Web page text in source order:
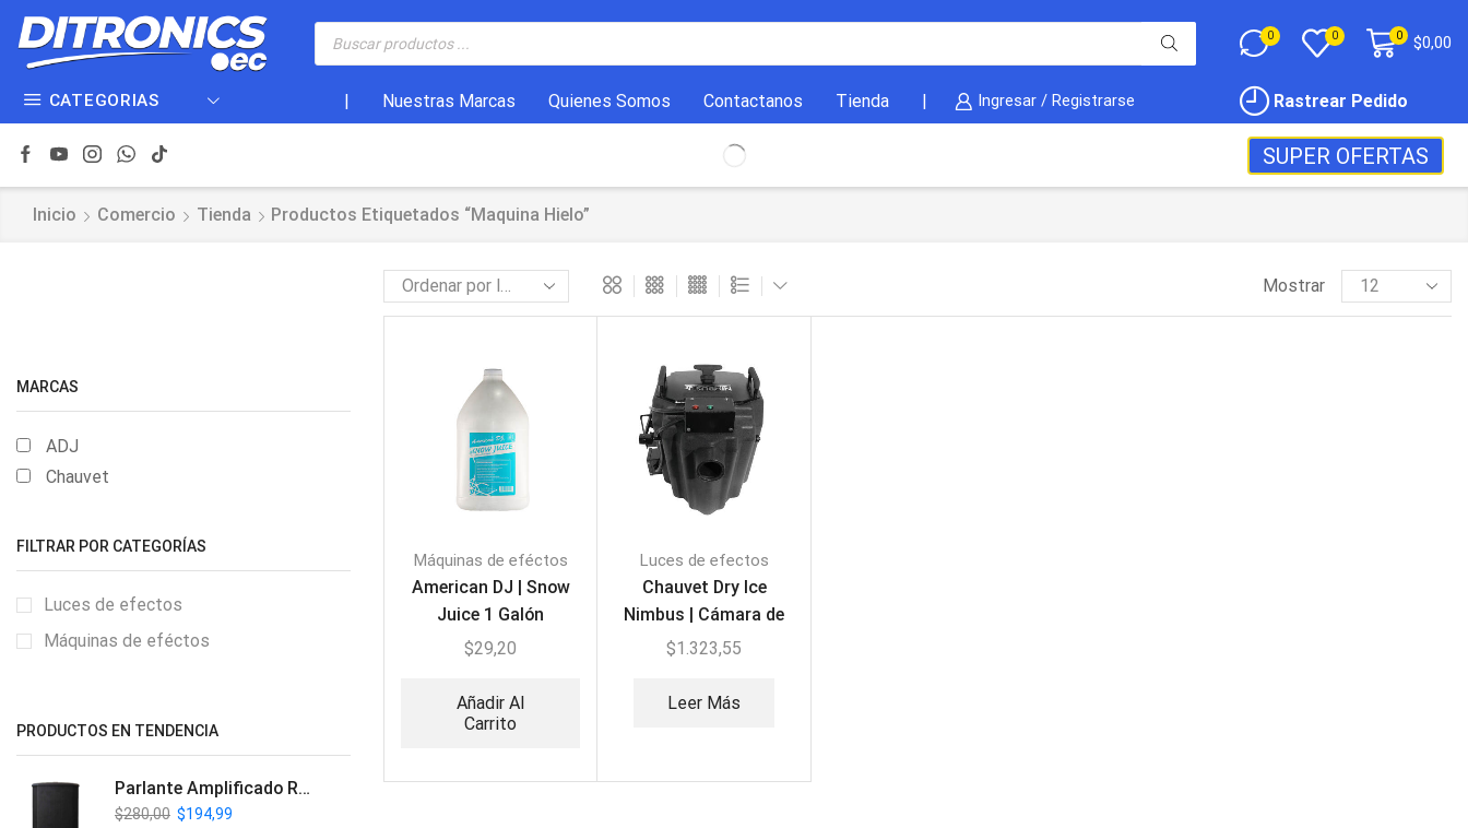
0 0 0 $0,00
CATEGORIAS Nuestras Marcas Quienes Somos Contactanos Tienda Ingresar / Registrarse Rastrear Pedido
SUPER OFERTAS
Inicio Comercio Tienda Productos Etiquetados “maquina Hielo”
Mostrar
Máquinas de eféctos
American DJ | Snow
Juice 1 Galón
$29,20
Añadir Al
Carrito
Luces de efectos
Chauvet Dry Ice
Nimbus | Cámara de
niebla Humo Bajo
$1.323,55
Leer Más
MARCAS
ADJ
Chauvet
FILTRAR POR CATEGORÍAS
Luces de efectos
Máquinas de eféctos
PRODUCTOS EN TENDENCIA
Parlante Amplificado Recargable BT | Italy Audio ITL-PRO11
$280,00 $194,99